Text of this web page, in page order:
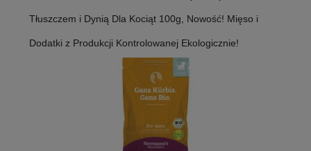
Tłuszczem i Dynią Dla Kociąt 100g, Nowość! Mięso i
Dodatki z Produkcji Kontrolowanej Ekologicznie!